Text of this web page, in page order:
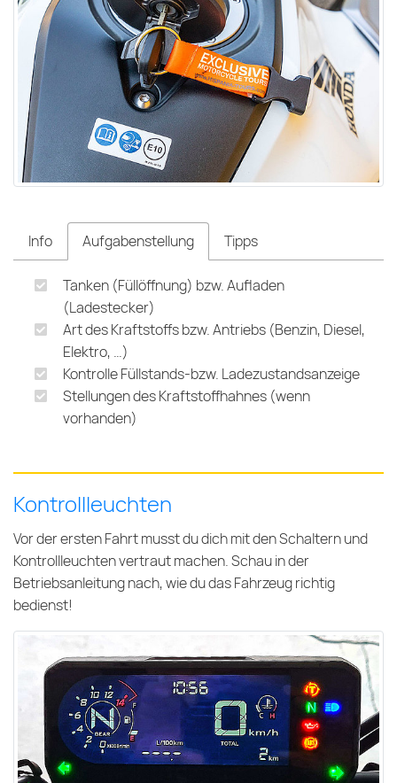
Info Aufgabenstellung Tipps
Tanken (Füllöffnung) bzw. Aufladen
(Ladestecker)
Art des Kraftstoffs bzw. Antriebs (Benzin, Diesel,
Elektro, …)
Kontrolle Füllstands-bzw. Ladezustandsanzeige
Stellungen des Kraftstoffhahnes (wenn
vorhanden)
Kontrollleuchten
Vor der ersten Fahrt musst du dich mit den Schaltern und
Kontrollleuchten vertraut machen. Schau in der
Betriebsanleitung nach, wie du das Fahrzeug richtig
bedienst!